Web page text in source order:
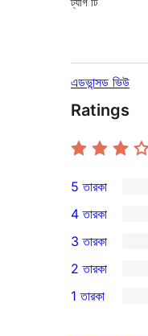
এডভান্সড ভিউ
Ratings
1টি
5-
স্টার
রিভিউ
5 তারকা
4-
স্টার
রিভিউ
4 তারকা
0টি
3-
স্টার
3 তারকা
2-
2 তারকা
1 তারকা